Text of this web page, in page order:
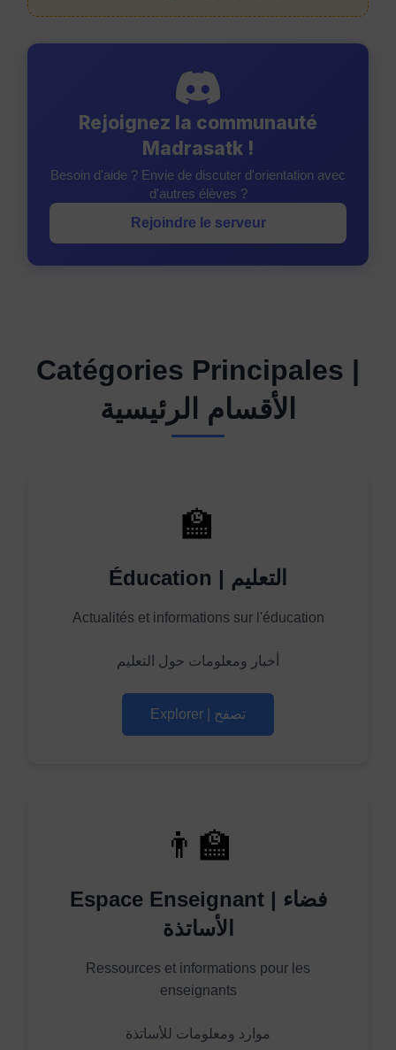
Rejoignez la communauté
Madrasatk !
Besoin d'aide ? Envie de discuter d'orientation avec
d'autres élèves ?
Rejoindre le serveur
Catégories Principales |
الأقسام الرئيسية
🏫
Éducation | التعليم
Actualités et informations sur l'éducation
أخبار ومعلومات حول التعليم
Explorer | تصفح
👨‍🏫
Espace Enseignant | فضاء
الأساتذة
Ressources et informations pour les
enseignants
موارد ومعلومات للأساتذة